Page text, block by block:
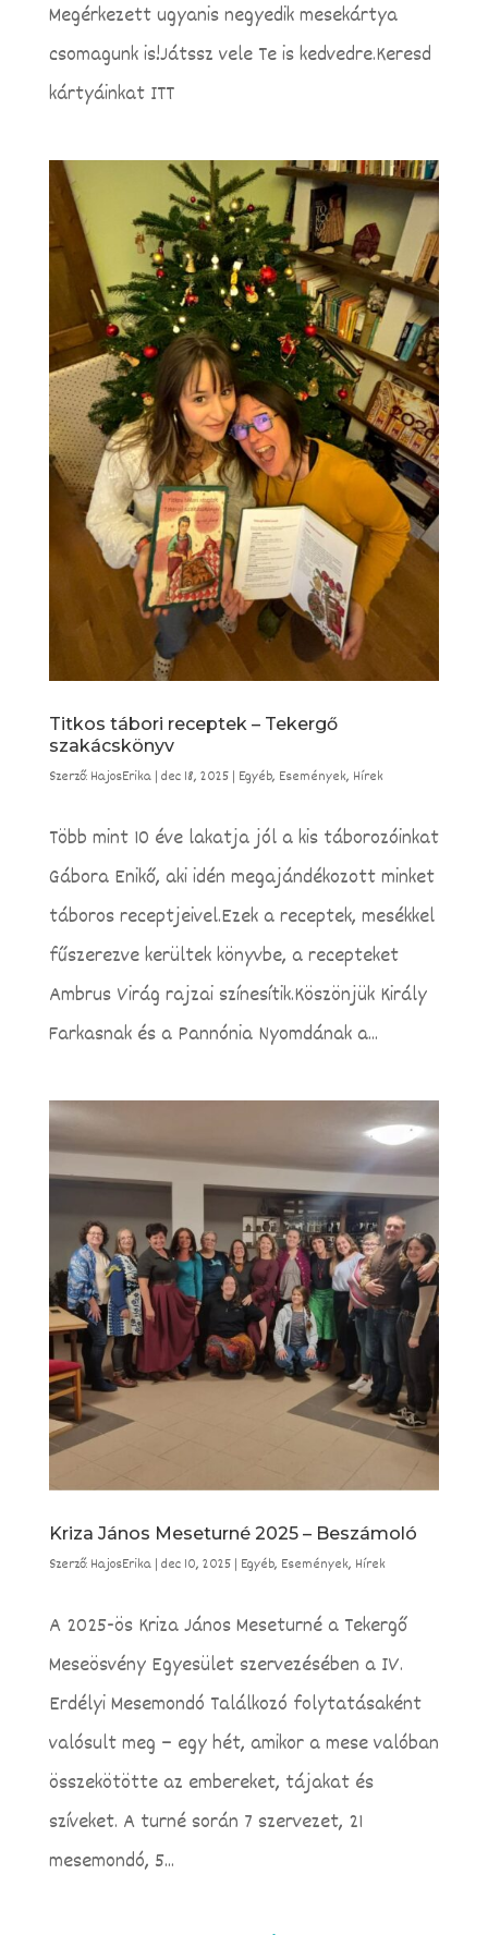
Megérkezett ugyanis negyedik mesekártya
csomagunk is!Játssz vele Te is kedvedre.Keresd
kártyáinkat ITT
Titkos tábori receptek – Tekergő
szakácskönyv
Szerző: HajosErika| dec 18, 2025| Egyéb, Események, Hírek
Több mint 10 éve lakatja jól a kis táborozóinkat
Gábora Enikő, aki idén megajándékozott minket
táboros receptjeivel.Ezek a receptek, mesékkel
fűszerezve kerültek könyvbe, a recepteket
Ambrus Virág rajzai színesítik.Köszönjük Király
Farkasnak és a Pannónia Nyomdának a...
Kriza János Meseturné 2025 – Beszámoló
Szerző: HajosErika| dec 10, 2025| Egyéb, Események, Hírek
A 2025-ös Kriza János Meseturné a Tekergő
Meseösvény Egyesület szervezésében a IV.
Erdélyi Mesemondó Találkozó folytatásaként
valósult meg – egy hét, amikor a mese valóban
összekötötte az embereket, tájakat és
szíveket. A turné során 7 szervezet, 21
mesemondó, 5...